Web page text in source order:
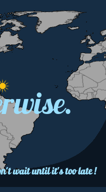
wait until it's too late !